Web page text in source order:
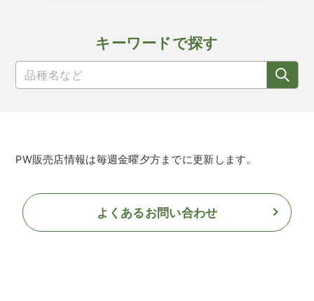
キーワードで探す
PW販売店情報は毎週金曜夕方までに更新します。
よくあるお問い合わせ